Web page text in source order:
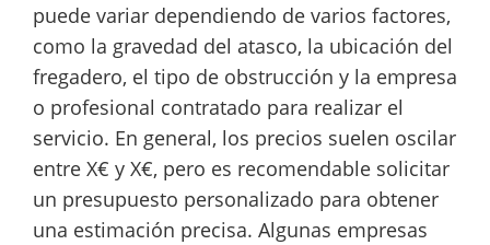
puede variar dependiendo de varios factores,
como la gravedad del atasco, la ubicación del
fregadero, el tipo de obstrucción y la empresa
o profesional contratado para realizar el
servicio. En general, los precios suelen oscilar
entre X€ y X€, pero es recomendable solicitar
un presupuesto personalizado para obtener
una estimación precisa. Algunas empresas